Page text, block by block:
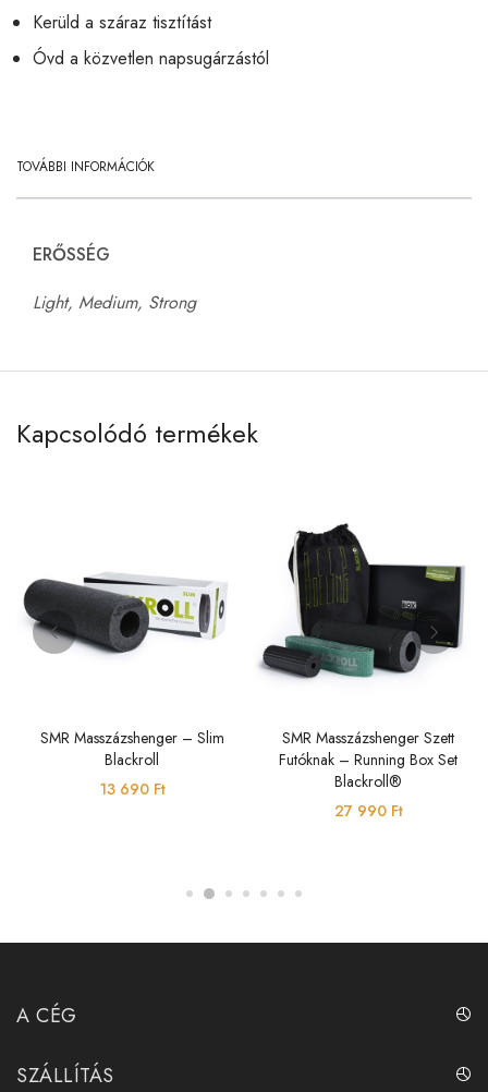
Kerüld a száraz tisztítást
Óvd a közvetlen napsugárzástól
TOVÁBBI INFORMÁCIÓK
ERŐSSÉG
Light, Medium, Strong
Kapcsolódó termékek
SMR Masszázshenger – Slim
Blackroll
13 690 Ft
SMR Masszázshenger Szett
Futóknak – Running Box Set
Blackroll®
27 990 Ft
A CÉG
SZÁLLÍTÁS